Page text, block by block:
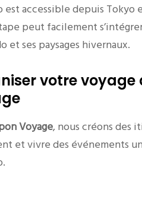
est accessible depuis Tokyo
peut facilement
et ses paysages hivernaux.
votre
Voyage, nous créons des
et vivre des événements